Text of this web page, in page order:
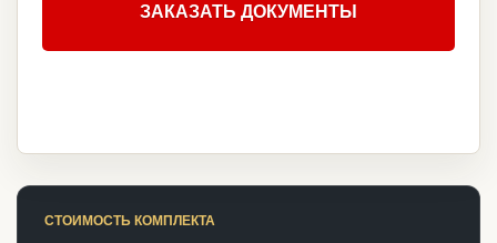
ЗАКАЗАТЬ ДОКУМЕНТЫ
СТОИМОСТЬ КОМПЛЕКТА